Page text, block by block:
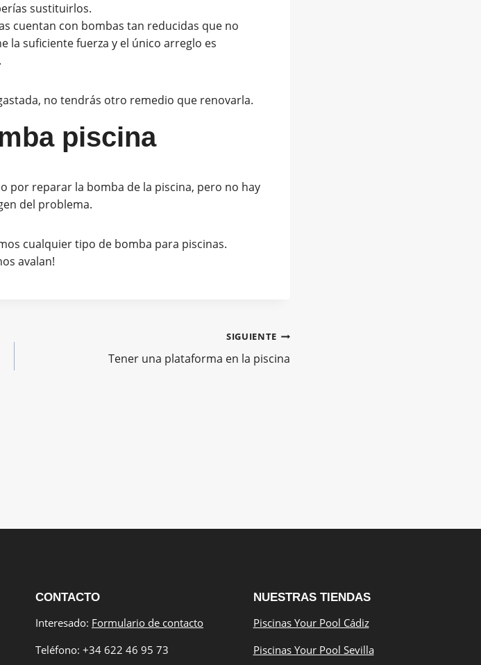
sustituirlos.
cuentan con bombas tan reducidas que no
la suficiente fuerza y el único arreglo es
no tendrás otro remedio que renovarla.
piscina
por reparar la bomba de la piscina, pero no hay
del problema.
cualquier tipo de bomba para piscinas.
avalan!
SIGUIENTE
Tener una plataforma en la piscina
CONTACTO
Interesado: Formulario de contacto
Teléfono: +34 622 46 95 73
NUESTRAS TIENDAS
Piscinas Your Pool Cádiz
Piscinas Your Pool Sevilla